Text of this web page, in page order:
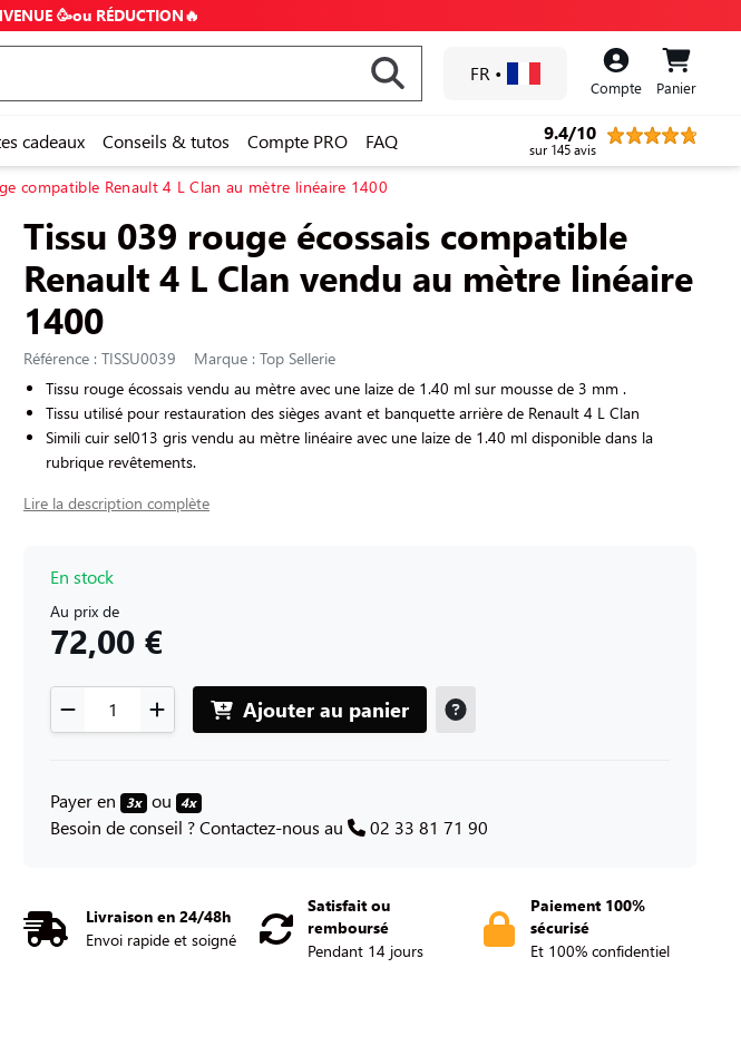
🥳ou RÉDUCTION🔥
FR •
Compte Panier
cadeaux Conseils & tutos Compte PRO FAQ 9.4/10
sur 145 avis
compatible Renault 4 L Clan au mètre linéaire 1400
Tissu 039 rouge écossais compatible
Renault 4 L Clan vendu au mètre linéaire
1400
Référence : TISSU0039
Marque : Top Sellerie
Tissu rouge écossais vendu au mètre avec une laize de 1.40 ml sur mousse de 3 mm .
Tissu utilisé pour restauration des sièges avant et banquette arrière de Renault 4 L Clan
Simili cuir sel013 gris vendu au mètre linéaire avec une laize de 1.40 ml disponible dans la
rubrique revêtements.
Lire la description complète
En stock
Au prix de
72,00 €
Ajouter au panier
Payer en 3x ou 4x
Besoin de conseil ? Contactez-nous au 02 33 81 71 90
Livraison en 24/48h
Envoi rapide et soigné
Satisfait ou
remboursé
Pendant 14 jours
Paiement 100%
sécurisé
Et 100% confidentiel